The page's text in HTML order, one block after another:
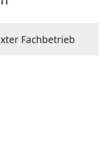
Fachbetrieb